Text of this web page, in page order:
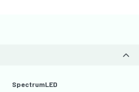
SpectrumLED